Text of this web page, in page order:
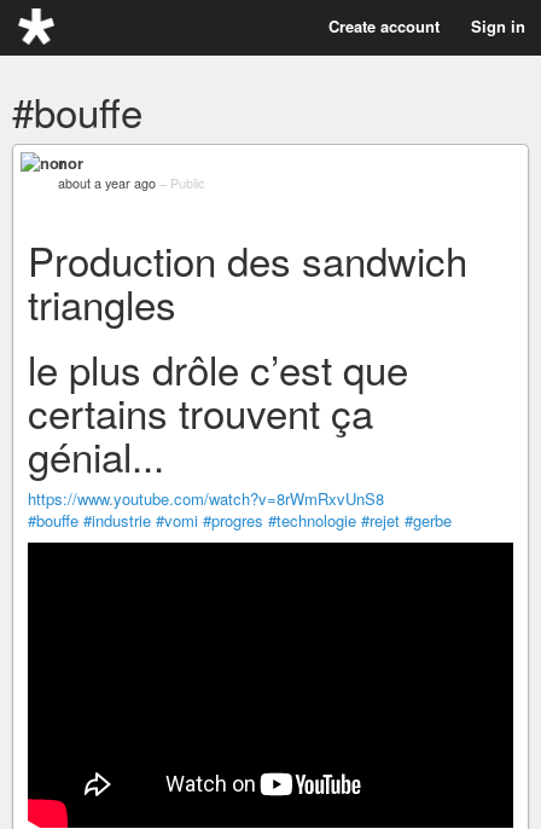
Create account Sign in
#bouffe
nor
about a year ago – Public
Production des sandwich
triangles
le plus drôle c’est que
certains trouvent ça
génial...
https://www.youtube.com/watch?v=8rWmRxvUnS8
#bouffe #industrie #vomi #progres #technologie #rejet #gerbe